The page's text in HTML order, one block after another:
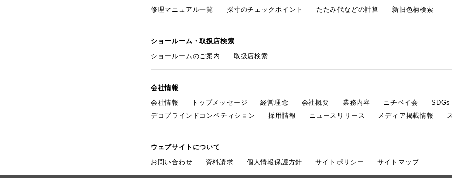
修理マニュアル一覧
採寸のチェックポイント たたみ代などの計算 新旧色柄検索
ショールーム・取扱店検索
ショールームのご案内
取扱店検索
会社情報
会社情報
トップメッセージ 経営理念 会社概要 業務内容 ニチベイ会
SDGs
デコブラインドコンペティション
採用情報 ニュースリリース メディア掲載情報
ウェブサイトについて
お問い合わせ
資料請求 個人情報保護方針 サイトポリシー サイトマップ